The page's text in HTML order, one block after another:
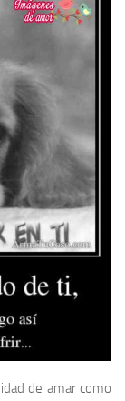
de amar como